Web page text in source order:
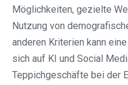
Möglichkeiten, gezielte
Nutzung von
anderen Kriterien kann
sich auf KI und Social
Teppichgeschäfte bei der